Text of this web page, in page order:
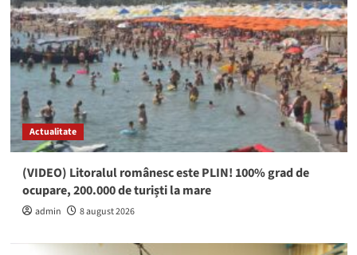
Actualitate
(VIDEO) Litoralul românesc este PLIN! 100% grad de
ocupare, 200.000 de turiști la mare
admin 8 august 2026